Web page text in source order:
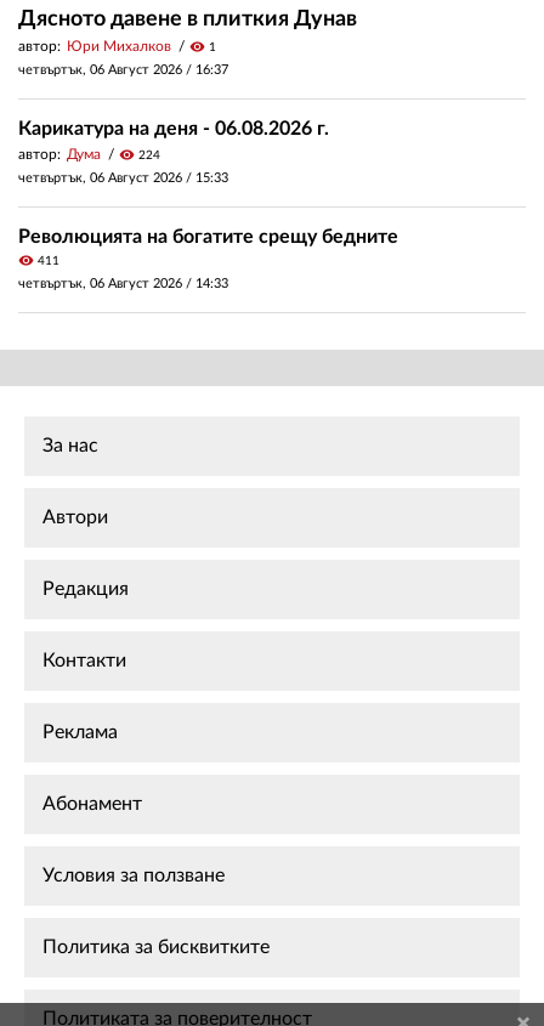
Дясното давене в плиткия Дунав
автор: Юри Михалков visibility 1
четвъртък, 06 Август 2026 / 16:37
Карикатура на деня - 06.08.2026 г.
автор: Дума visibility 224
четвъртък, 06 Август 2026 / 15:33
Революцията на богатите срещу бедните
visibility 411
четвъртък, 06 Август 2026 / 14:33
За нас
Автори
Редакция
Контакти
Реклама
Абонамент
Условия за ползване
Политика за бисквитките
Политиката за поверителност